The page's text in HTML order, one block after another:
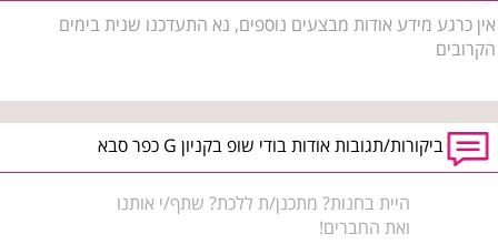
אין כרגע מידע אודות מבצעים נוספים, נא התעדכנו שנית בימים
הקרובים
ביקורות/תגובות אודות בודי שופ בקניון G כפר סבא
היית בחנות? מתכנן/ת ללכת? שתף/י אותנו
ואת החברים!